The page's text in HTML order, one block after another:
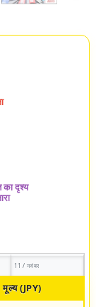
11 / नवंबर
मूल्य (JPY)